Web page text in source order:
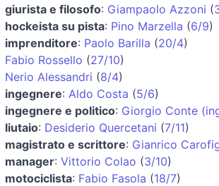
giurista e filosofo: Giampaolo Azzoni (
hockeista su pista: Pino Marzella (6/9)
imprenditore: Paolo Barilla (20/4)
Fabio Rossello (27/10)
Nerio Alessandri (8/4)
ingegnere: Aldo Costa (5/6)
ingegnere e politico: Giorgio Conte
liutaio: Desiderio Quercetani (7/11)
magistrato e scrittore: Gianrico
manager: Vittorio Colao (3/10)
motociclista: Fabio Fasola (18/7)